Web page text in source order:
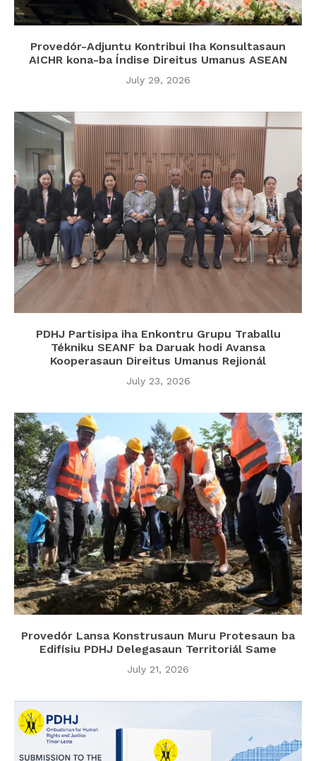
Provedór-Adjuntu Kontribui Iha Konsultasaun
AICHR kona-ba Índise Direitus Umanus ASEAN
July 29, 2026
PDHJ Partisipa iha Enkontru Grupu Traballu
Tékniku SEANF ba Daruak hodi Avansa
Kooperasaun Direitus Umanus Rejionál
July 23, 2026
Provedór Lansa Konstrusaun Muru Protesaun ba
Edifísiu PDHJ Delegasaun Territoriál Same
July 21, 2026